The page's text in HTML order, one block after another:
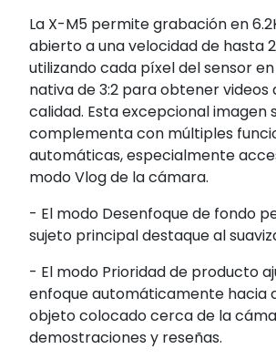
La X-M5 permite grabación en
abierto a una velocidad de hasta
utilizando cada píxel del sensor
nativa de 3:2 para obtener videos
calidad. Esta excepcional imagen
complementa con múltiples
automáticas, especialmente
modo Vlog de la cámara.
- El modo Desenfoque de fondo
sujeto principal destaque al
- El modo Prioridad de producto
enfoque automáticamente hacia
objeto colocado cerca de la
demostraciones y reseñas.